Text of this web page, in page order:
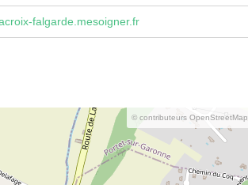
falgarde.mesoigner.fr
© contributeurs OpenStreetMap